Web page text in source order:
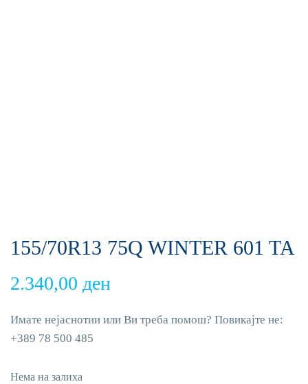
155/70R13 75Q WINTER 601 TA
2.340,00 ден
Имате нејаснотии или Ви треба помош? Повикајте не:
+389 78 500 485
Нема на залиха